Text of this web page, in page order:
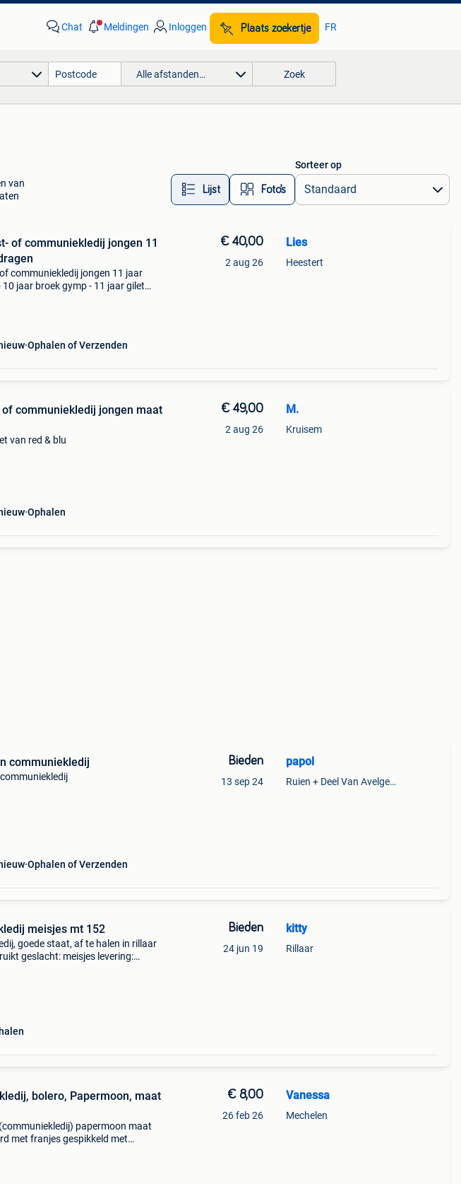
Chat Meldingen Inloggen Plaats zoekertje FR
Alle afstanden… Zoek
van
Lijst Foto’s
Sorteer op
of communiekledij jongen 11
communiekledij jongen 11 jaar
10 jaar broek gymp - 11 jaar gilet
Ophalen of Verzenden
€ 40,00
2 aug 26
Lies
Heestert
communiekledij jongen maat
van red & blu
Ophalen
€ 49,00
2 aug 26
M.
Kruisem
communiekledij
Ophalen of Verzenden
Bieden
13 sep 24
papol
Ruien + Deel Van Avelgem En Waarmaarde
meisjes mt 152
goede staat, af te halen in rillaar
geslacht: meisjes levering:
Bieden
24 jun 19
kitty
Rillaar
bolero, Papermoon, maat
papermoon maat
met franjes gespikkeld met
€ 8,00
26 feb 26
Vanessa
Mechelen